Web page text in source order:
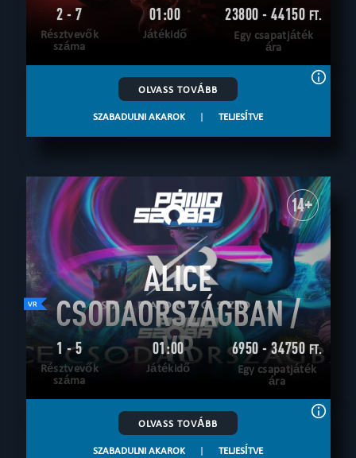
2 - 7
Résztvevők
száma
01:00
Játékidő
23800 - 44150 FT.
Egy csapatjáték
ára
OLVASS TOVÁBB
SZABADULNI AKAROK | TELJESÍTVE
14+
ALICE
CSODAORSZÁGBAN /
VR
1 - 5
Résztvevők
száma
01:00
Játékidő
6950 - 34750 FT.
Egy csapatjáték
ára
OLVASS TOVÁBB
SZABADULNI AKAROK | TELJESÍTVE